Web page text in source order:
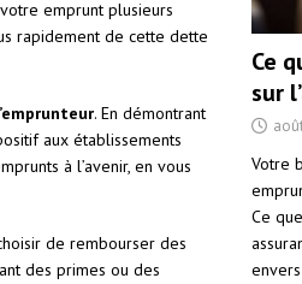
emprunt plusieurs
rapidement de cette dette
. En démontrant
aux établissements
à l’avenir, en vous
de rembourser des
des primes ou des
Ce
sur
Votre
Ce